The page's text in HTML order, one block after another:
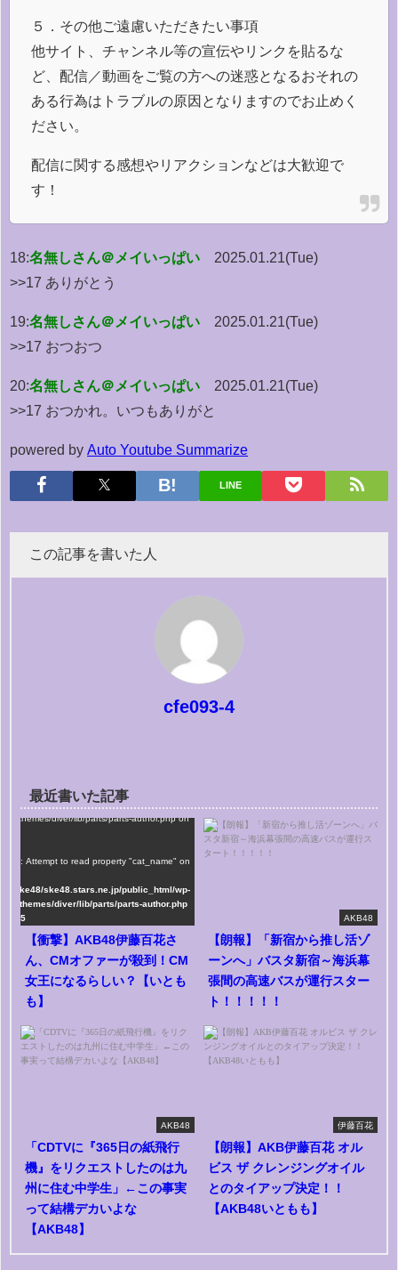
５．その他ご遠慮いただきたい事項
他サイト、チャンネル等の宣伝やリンクを貼るな
ど、配信／動画をご覧の方への迷惑となるおそれの
ある行為はトラブルの原因となりますのでお止めく
ださい。
配信に関する感想やリアクションなどは大歓迎で
す！
18:名無しさん＠メイいっぱい
2025.01.21(Tue)
>>17 ありがとう
19:名無しさん＠メイいっぱい
2025.01.21(Tue)
>>17 おつおつ
20:名無しさん＠メイいっぱい
2025.01.21(Tue)
>>17 おつかれ。いつもありがと
powered by Auto Youtube Summarize
LINE
この記事を書いた人
cfe093-4
最近書いた記事
ske48/ske48.stars.ne.jp/public_html/wp-
themes/diver/lib/parts/parts-author.php on
: Attempt to read property "cat_name" on
ske48/ske48.stars.ne.jp/public_html/wp-
themes/diver/lib/parts/parts-author.php
75
【衝撃】AKB48伊藤百花さ
ん、CMオファーが殺到！CM
女王になるらしい？【いとも
も】
AKB48
【朗報】「新宿から推し活ゾ
ーンへ」バスタ新宿～海浜幕
張間の高速バスが運行スター
ト！！！！！
AKB48
「CDTVに『365日の紙飛行
機』をリクエストしたのは九
州に住む中学生」←この事実
って結構デカいよな
【AKB48】
伊藤百花
【朗報】AKB伊藤百花 オル
ビス ザ クレンジングオイル
とのタイアップ決定！！
【AKB48いともも】